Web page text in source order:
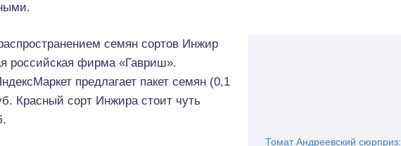
Томат Андреевский сюрприз:
семян сортов Инжир
российская фирма «Гавриш».
предлагает пакет семян (0,1
Красный сорт Инжира стоит чуть